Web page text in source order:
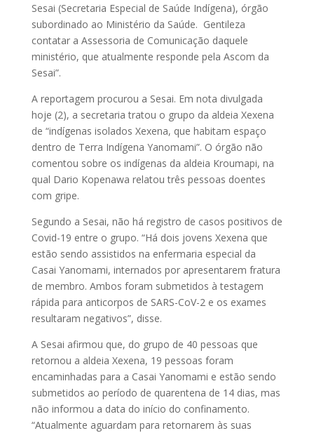
Sesai (Secretaria Especial de Saúde Indígena), órgão
subordinado ao Ministério da Saúde. Gentileza
contatar a Assessoria de Comunicação daquele
ministério, que atualmente responde pela Ascom da
Sesai”.
A reportagem procurou a Sesai. Em nota divulgada
hoje (2), a secretaria tratou o grupo da aldeia Xexena
de “indígenas isolados Xexena, que habitam espaço
dentro de Terra Indígena Yanomami”. O órgão não
comentou sobre os indígenas da aldeia Kroumapi, na
qual Dario Kopenawa relatou três pessoas doentes
com gripe.
Segundo a Sesai, não há registro de casos positivos de
Covid-19 entre o grupo. “Há dois jovens Xexena que
estão sendo assistidos na enfermaria especial da
Casai Yanomami, internados por apresentarem fratura
de membro. Ambos foram submetidos à testagem
rápida para anticorpos de SARS-CoV-2 e os exames
resultaram negativos”, disse.
A Sesai afirmou que, do grupo de 40 pessoas que
retornou a aldeia Xexena, 19 pessoas foram
encaminhadas para a Casai Yanomami e estão sendo
submetidos ao período de quarentena de 14 dias, mas
não informou a data do início do confinamento.
“Atualmente aguardam para retornarem às suas